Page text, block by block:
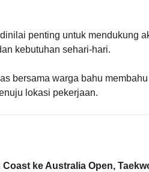
penting untuk mendukung
kebutuhan sehari-hari.
bersama warga bahu
lokasi pekerjaan.
Coast ke Australia Open,